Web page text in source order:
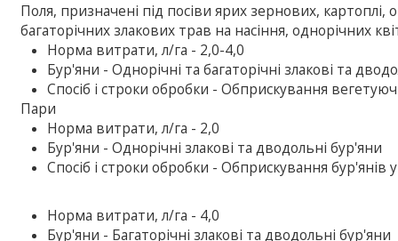
Поля, призначені під посіви ярих зернових,
багаторічних злакових трав на насіння, однорічних
Норма витрати, л/га - 2,0-4,0
Бур'яни - Однорічні та багаторічні злакові та
Спосіб і строки обробки - Обприскування
Пари
Норма витрати, л/га - 2,0
Бур'яни - Однорічні злакові та дводольні бур'яни
Спосіб і строки обробки - Обприскування бур'янів
Норма витрати, л/га - 4,0
Бур'яни - Багаторічні злакові та дводольні бур'яни